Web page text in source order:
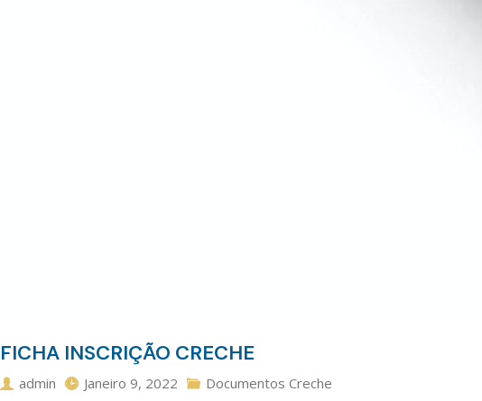
FICHA INSCRIÇÃO CRECHE
admin Janeiro 9, 2022 Documentos Creche